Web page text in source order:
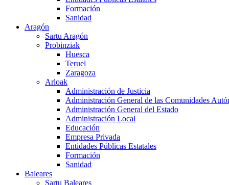
Formación
Sanidad
Aragón
Sartu Aragón
Probinziak
Huesca
Teruel
Zaragoza
Arloak
Administración de Justicia
Administración General de las Comunidades
Administración General del Estado
Administración Local
Educación
Empresa Privada
Entidades Públicas Estatales
Formación
Sanidad
Baleares
Sartu Baleares